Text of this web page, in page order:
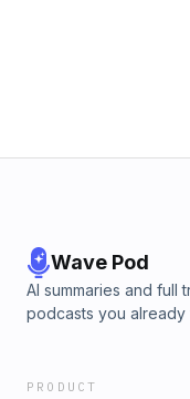
Wave Pod
AI summaries and full
podcasts you
PRODUCT